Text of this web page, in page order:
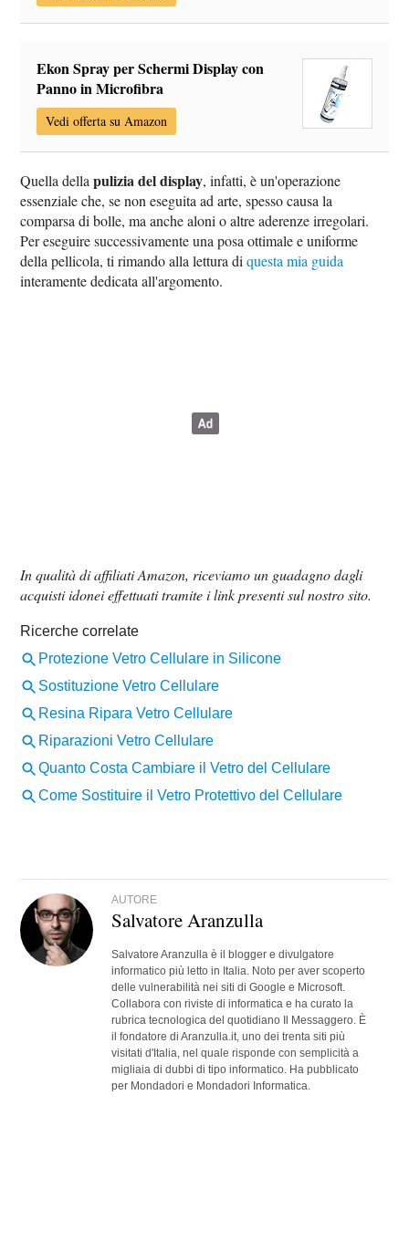
Ekon Spray per Schermi Display con
Panno in Microfibra
Vedi offerta su Amazon
Quella dellapulizia del display, infatti, è un'operazione
essenziale che, se non eseguita ad arte, spesso causa la
comparsa di bolle, ma anche aloni o altre aderenze irregolari.
Per eseguire successivamente una posa ottimale e uniforme
della pellicola, ti rimando alla lettura diquesta mia guida
interamente dedicata all'argomento.
In qualità di affiliati Amazon, riceviamo un guadagno dagli
acquisti idonei effettuati tramite i link presenti sul nostro sito.
AUTORE
Salvatore Aranzulla
Salvatore Aranzulla è il blogger e divulgatore
informatico più letto in Italia. Noto per aver scoperto
delle vulnerabilità nei siti di Google e Microsoft.
Collabora con riviste di informatica e ha curato la
rubrica tecnologica del quotidiano Il Messaggero. È
il fondatore di Aranzulla.it, uno dei trenta siti più
visitati d'Italia, nel quale risponde con semplicità a
migliaia di dubbi di tipo informatico. Ha pubblicato
per Mondadori e Mondadori Informatica.